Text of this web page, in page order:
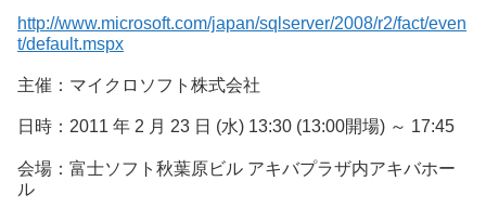
http://www.microsoft.com/japan/sqlserver/2008/r2/fact/even
t/default.mspx
主催：マイクロソフト株式会社
日時：2011 年 2 月 23 日 (水) 13:30 (13:00開場) ～ 17:45
会場：富士ソフト秋葉原ビル アキバプラザ内アキバホー
ル